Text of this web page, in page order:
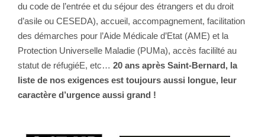
du code de l’entrée et du séjour des étrangers et du droit
d’asile ou CESEDA), accueil, accompagnement, facilitation
des démarches pour l’Aide Médicale d’Etat (AME) et la
Protection Universelle Maladie (PUMa), accès facililté au
statut de réfugiéE, etc… 20 ans après Saint-Bernard, la
liste de nos exigences est toujours aussi longue, leur
caractère d’urgence aussi grand !